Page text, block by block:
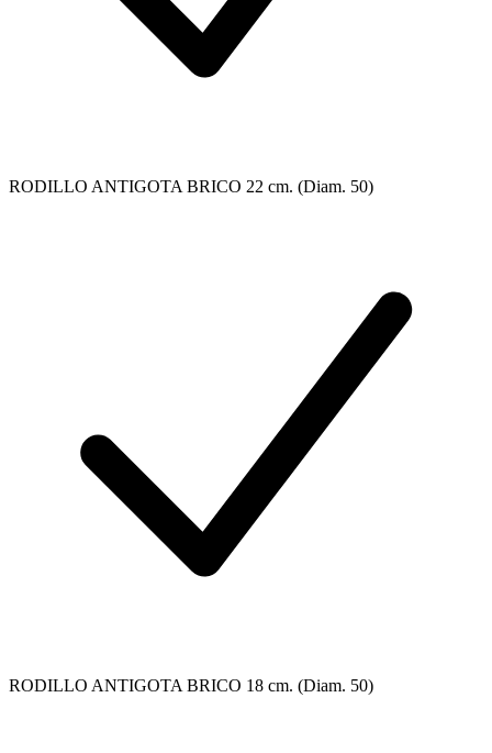
RODILLO ANTIGOTA BRICO 22 cm. (Diam. 50)
RODILLO ANTIGOTA BRICO 18 cm. (Diam. 50)